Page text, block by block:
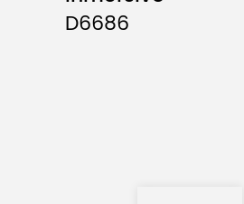
D6686